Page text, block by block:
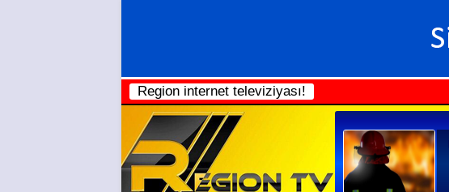
Region internet televiziyası!